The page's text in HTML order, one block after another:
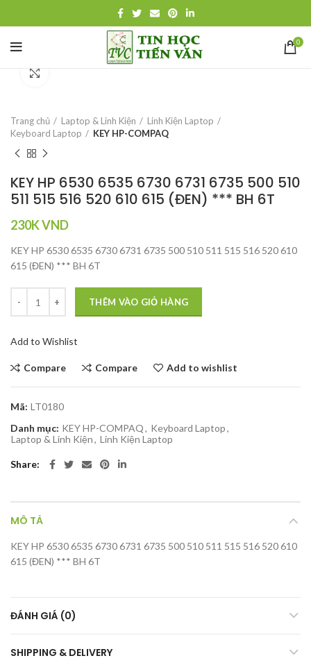
0
Trang chủ Laptop & Linh Kiện
Linh Kiện Laptop
Keyboard Laptop
KEY HP-COMPAQ
KEY HP 6530 6535 6730 6731 6735 500 510
511 515 516 520 610 615 (ĐEN) *** BH 6T
230KVND
KEY HP 6530 6535 6730 6731 6735 500 510 511 515 516 520 610
615 (ĐEN) *** BH 6T
THÊM VÀO GIỎ HÀNG
Add to Wishlist
Compare Compare Add to wishlist
Mã: LT0180
Danh mục: KEY HP-COMPAQ, Keyboard Laptop,
Laptop & Linh Kiện, Linh Kiện Laptop
Share
MÔ TẢ
KEY HP 6530 6535 6730 6731 6735 500 510 511 515 516 520 610
615 (ĐEN) *** BH 6T
ĐÁNH GIÁ (0)
SHIPPING & DELIVERY